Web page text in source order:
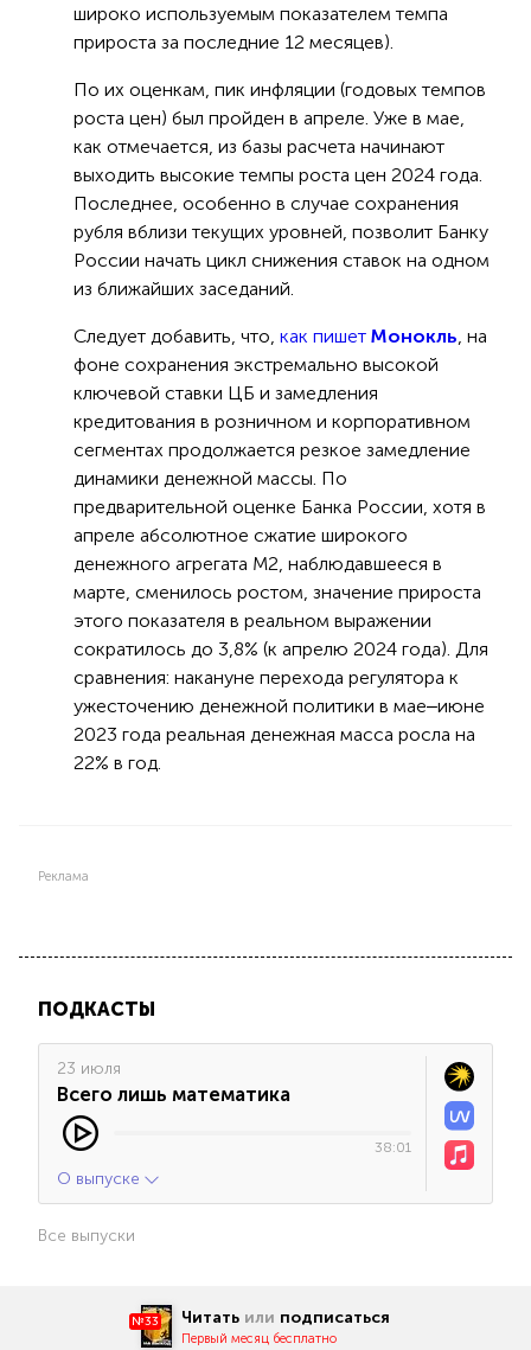
широко используемым показателем темпа
прироста за последние 12 месяцев).
По их оценкам, пик инфляции (годовых темпов
роста цен) был пройден в апреле. Уже в мае,
как отмечается, из базы расчета начинают
выходить высокие темпы роста цен 2024 года.
Последнее, особенно в случае сохранения
рубля вблизи текущих уровней, позволит Банку
России начать цикл снижения ставок на одном
из ближайших заседаний.
Следует добавить, что, как пишет Монокль , на
фоне сохранения экстремально высокой
ключевой ставки ЦБ и замедления
кредитования в розничном и корпоративном
сегментах продолжается резкое замедление
динамики денежной массы. По
предварительной оценке Банка России, хотя в
апреле абсолютное сжатие широкого
денежного агрегата М2, наблюдавшееся в
марте, сменилось ростом, значение прироста
этого показателя в реальном выражении
сократилось до 3,8% (к апрелю 2024 года). Для
сравнения: накануне перехода регулятора к
ужесточению денежной политики в мае‒июне
2023 года реальная денежная масса росла на
22% в год.
Реклама
ПОДКАСТЫ
23 июля
Всего лишь математика
38:01
О выпуске
Все выпуски
№33 Читать или подписаться
Первый месяц бесплатно